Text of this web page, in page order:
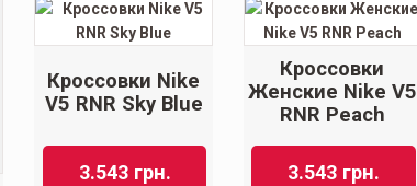
Кроссовки Nike
V5 RNR Sky Blue
3.543 грн.
Кроссовки
Женские Nike V5
RNR Peach
3.543 грн.